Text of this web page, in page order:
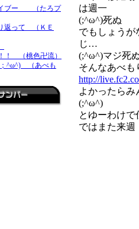
イブー （たろプ
返って （ＫＥ
！ （桃色卍流）
^ω^) （あべも
は週一
(;^ω^)死ぬ
でもしょう
じ…
(;^ω^)マジ死
そんなあべ
http://
よかったら
(;^ω^)
とゆーわけ
ではまた来週